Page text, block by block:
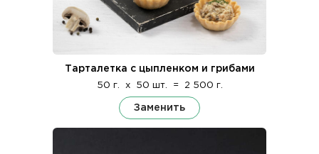
Тарталетка с цыпленком и грибами
50 г. x 50 шт. = 2 500 г.
Заменить